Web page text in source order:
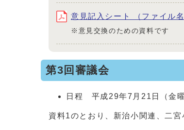
意見記入シート （ファイル
※意見交換のための資料です
第3回審議会
日程 平成29年7月21日（金曜
資料1のとおり、新治小関連、二